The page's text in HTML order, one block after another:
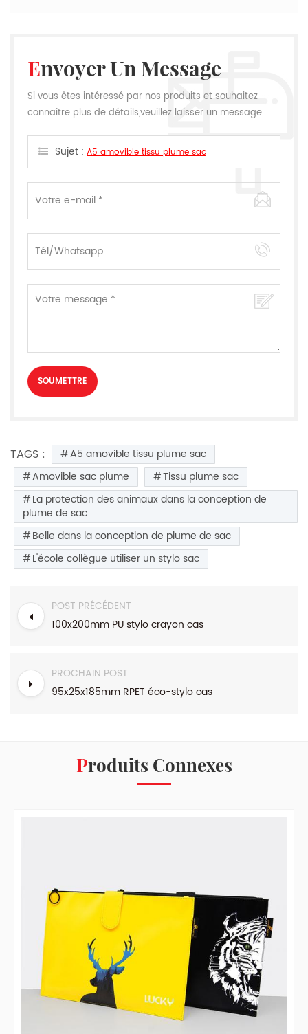
Envoyer Un Message
Si vous êtes intéressé par nos produits et souhaitez
connaître plus de détails,veuillez laisser un message
Sujet : A5 amovible tissu plume sac
TAGS :
A5 amovible tissu plume sac
Amovible sac plume
Tissu plume sac
La protection des animaux dans la conception de
plume de sac
Belle dans la conception de plume de sac
L'école collègue utiliser un stylo sac
POST PRÉCÉDENT
100x200mm PU stylo crayon cas
PROCHAIN POST
95x25x185mm RPET éco-stylo cas
Produits Connexes